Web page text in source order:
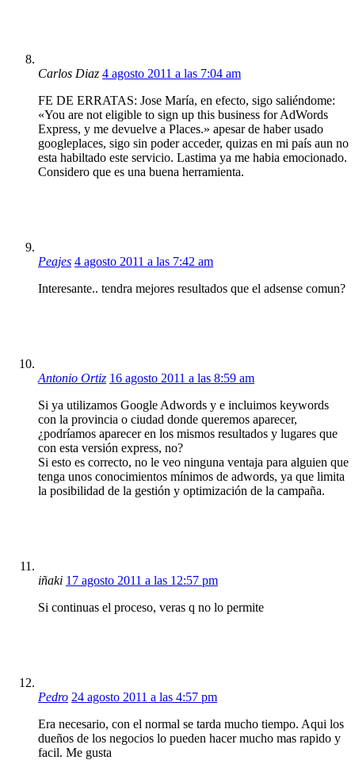
Carlos Diaz 4 agosto 2011 a las 7:04 am
FE DE ERRATAS: Jose María, en efecto, sigo saliéndome:
«You are not eligible to sign up this business for AdWords
Express, y me devuelve a Places.» apesar de haber usado
googleplaces, sigo sin poder acceder, quizas en mi país aun no
esta habiltado este servicio. Lastima ya me habia emocionado.
Considero que es una buena herramienta.
Peajes 4 agosto 2011 a las 7:42 am
Interesante.. tendra mejores resultados que el adsense comun?
Antonio Ortiz 16 agosto 2011 a las 8:59 am
Si ya utilizamos Google Adwords y e incluimos keywords
con la provincia o ciudad donde queremos aparecer,
¿podríamos aparecer en los mismos resultados y lugares que
con esta versión express, no?
Si esto es correcto, no le veo ninguna ventaja para alguien que
tenga unos conocimientos mínimos de adwords, ya que limita
la posibilidad de la gestión y optimización de la campaña.
iñaki 17 agosto 2011 a las 12:57 pm
Si continuas el proceso, veras q no lo permite
Pedro 24 agosto 2011 a las 4:57 pm
Era necesario, con el normal se tarda mucho tiempo. Aqui los
dueños de los negocios lo pueden hacer mucho mas rapido y
facil. Me gusta